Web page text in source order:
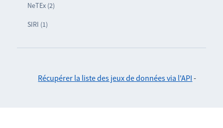
NeTEx (2)
SIRI (1)
Récupérer la liste des jeux de données via l'API -